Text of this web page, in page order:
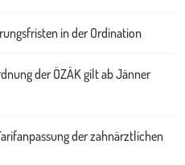
in der Ordination
der ÖZÄK gilt ab Jänner
der zahnärztlichen